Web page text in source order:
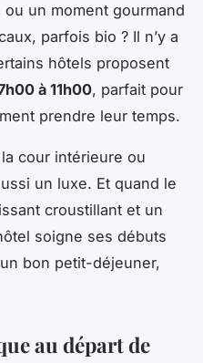
un moment gourmand
parfois bio ? Il n’y a
hôtels proposent
à 11h00, parfait pour
prendre leur temps.
cour intérieure ou
un luxe. Et quand le
croustillant et un
soigne ses débuts
bon petit-déjeuner,
au départ de